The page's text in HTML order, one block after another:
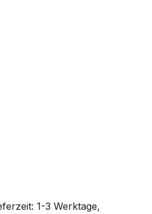
1-3 Werktage,